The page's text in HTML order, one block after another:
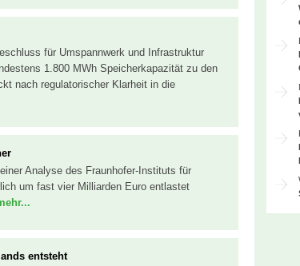
für Umspannwerk und Infrastruktur
1.800 MWh Speicherkapazität zu den
nach regulatorischer Klarheit in die
Analyse des Fraunhofer-Instituts für
um fast vier Milliarden Euro entlastet
entsteht